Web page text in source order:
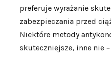
preferuje wyrażanie
zabezpieczania przed
Niektóre metody
skuteczniejsze, inne nie